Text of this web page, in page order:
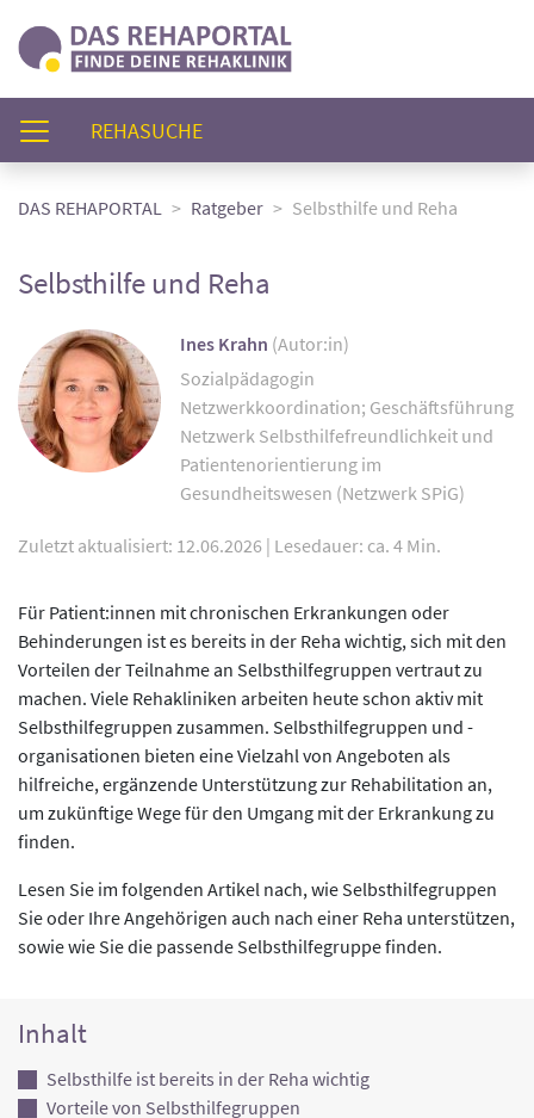
REHASUCHE(AKTUELL)
DAS REHAPORTAL Ratgeber Selbsthilfe und Reha
Selbsthilfe und Reha
Ines Krahn (Autor:in)
Sozialpädagogin
Netzwerkkoordination; Geschäftsführung
Netzwerk Selbsthilfefreundlichkeit und
Patientenorientierung im
Gesundheitswesen (Netzwerk SPiG)
Zuletzt aktualisiert: 12.06.2026 | Lesedauer: ca. 4 Min.
Für Patient:innen mit chronischen Erkrankungen oder
Behinderungen ist es bereits in der Reha wichtig, sich mit den
Vorteilen der Teilnahme an Selbsthilfegruppen vertraut zu
machen. Viele Rehakliniken arbeiten heute schon aktiv mit
Selbsthilfegruppen zusammen. Selbsthilfegruppen und -
organisationen bieten eine Vielzahl von Angeboten als
hilfreiche, ergänzende Unterstützung zur Rehabilitation an,
um zukünftige Wege für den Umgang mit der Erkrankung zu
finden.
Lesen Sie im folgenden Artikel nach, wie Selbsthilfegruppen
Sie oder Ihre Angehörigen auch nach einer Reha unterstützen,
sowie wie Sie die passende Selbsthilfegruppe finden.
Inhalt
Selbsthilfe ist bereits in der Reha wichtig
Vorteile von Selbsthilfegruppen